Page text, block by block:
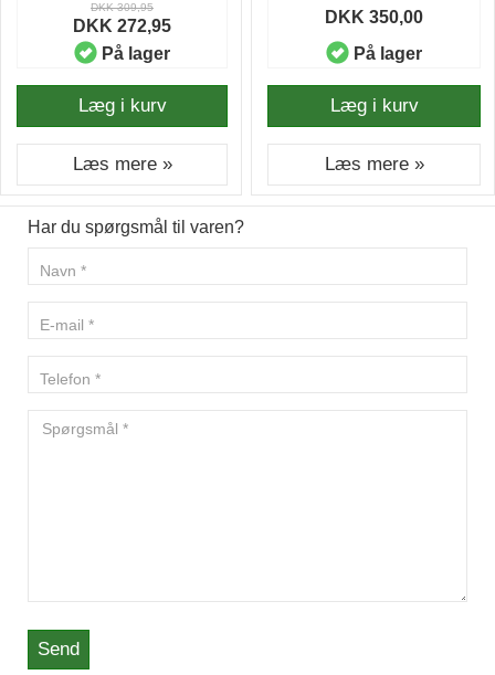
DKK 309,95
DKK 272,95
På lager
Læg i kurv
Læs mere »
DKK 350,00
På lager
Læg i kurv
Læs mere »
Har du spørgsmål til varen?
Send